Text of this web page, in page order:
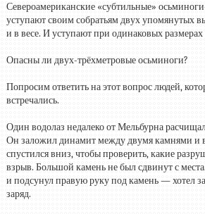
Североамериканские «субтильные»
уступают своим собратьям двух упомянутых
и в весе. И уступают при одинаковых
Опасны ли двух-трёхметровые осьминоги?
Попросим ответить на этот вопрос людей,
встречались.
Один водолаз недалеко от Мельбурна
Он заложил динамит между двумя камнями и
спустился вниз, чтобы проверить, какие
взрыв. Большой камень не был сдвинут с
и подсунул правую руку под камень — хотел
заряд.